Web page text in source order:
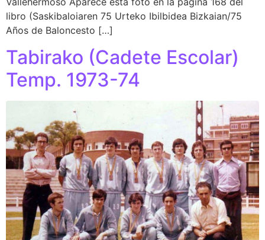
libro (Saskibaloiaren 75 Urteko Ibilbidea Bizkaian/75
Años de Baloncesto […]
Tabirako (Cadete Escolar)
Temp. 1973-74